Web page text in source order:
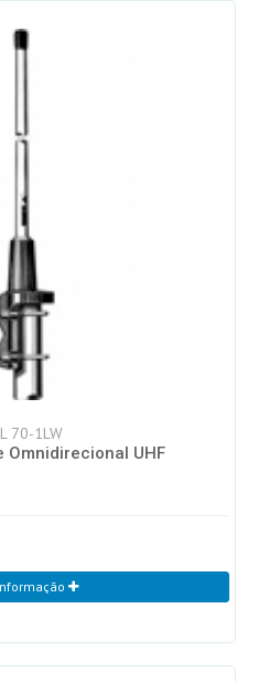
70-1LW
Omnidirecional UHF